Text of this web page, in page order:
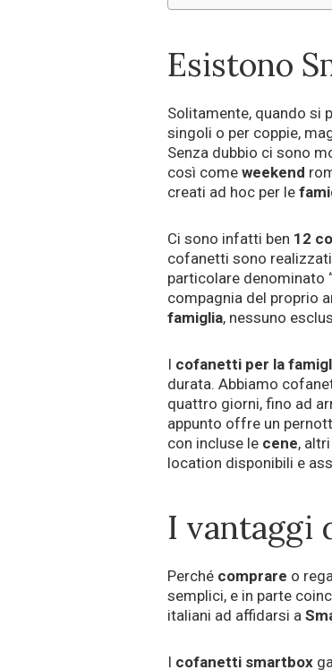
Esistono
Solitamente, quando si
singoli o per coppie,
Senza dubbio ci sono
così come weekend
creati ad hoc per le
Ci sono infatti ben 12
cofanetti sono
particolare denominato
compagnia del proprio
famiglia, nessuno
I cofanetti per la
durata. Abbiamo
quattro giorni, fino ad
appunto offre un
con incluse le cene,
location disponibili e
I vantaggi
Perché comprare o
semplici, e in parte
italiani ad affidarsi a
I cofanetti smartbox